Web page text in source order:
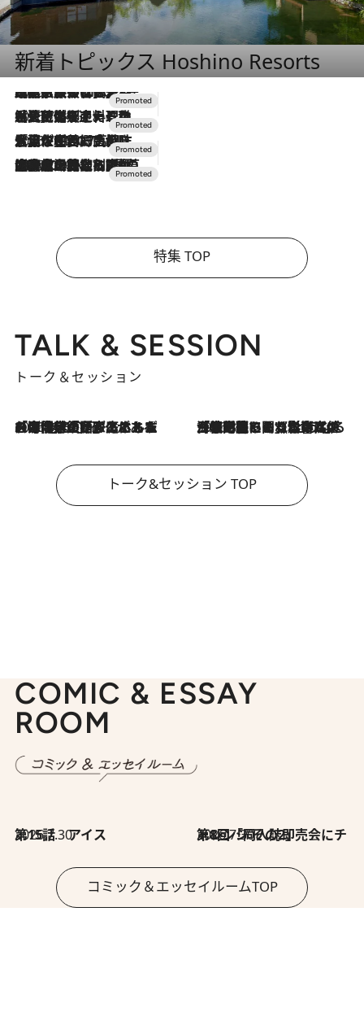
新着トピックス Hoshino Resorts
2026.7.31
【ホテル帰省】という選択肢をOMOが提案。家族とほどよい距離を保つには「昼は実家、夜は気兼ねなくホテルで！」
2026.7.24
【夏限定ディナーコース】旬を迎える稚鮎や花ズッキーニなどをイタリア・トスカーナの郷土料理の手法で満喫！
2026.7.17
「土佐和ハーブかき氷」がOMO7高知に登場！生姜、山椒、大葉など目にも舌にも涼を呼ぶ郷土の味
2026.7.10
NEW OPEN！【界 草津】名湯の地に誕生。趣の異なる2種の温泉と上州ならではの会席・蕎麦割烹など美食を味わう究極の癒やし旅
特集 TOP
TALK & SESSION
トーク＆セッション
2026.8.3
「今後値上げがあるとすれば…」「リスクがあるのは今年の冬」エネルギー専門家が語る、ホルムズ海峡封鎖が家庭にもたらす“ある心配” 2026.8.3
「住宅建てられない…」「サーチャージ料の高値が続いている」ホルムズ海峡封鎖による影響はいつまで続く？《エネルギー専門家に聞く“どうなる日本の暮らし”》
トーク&セッション TOP
COMIC & ESSAY
ROOM
2026.7.30
第15話 アイス 2026.7.30
第8回「同人誌即売会にチャレンジ その2」
コミック＆エッセイルームTOP